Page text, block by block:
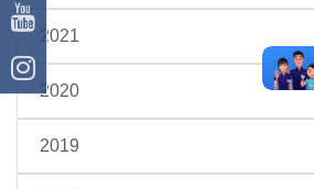
2021
2020
2019